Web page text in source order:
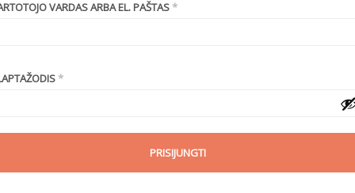
VARDAS ARBA EL. PAŠTAS*
*